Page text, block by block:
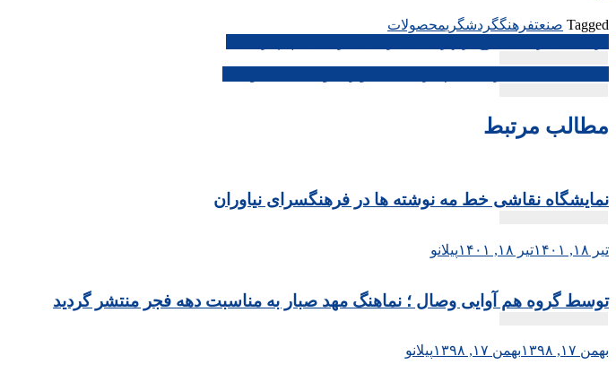
Tagged صنعتفرهنگگردشگریمحصولات
راهبری
نوشته
مطالب مرتبط
نمایشگاه نقاشی خط مه نوشته ها در فرهنگسرای نیاوران
تیر ۱۸, ۱۴۰۱ تیر ۱۸, ۱۴۰۱ پیلانو
توسط گروه هم آوایی وصال ؛ نماهنگ مهد صبار به مناسبت دهه فجر منتشر گردید
بهمن ۱۷, ۱۳۹۸ بهمن ۱۷, ۱۳۹۸ پیلانو